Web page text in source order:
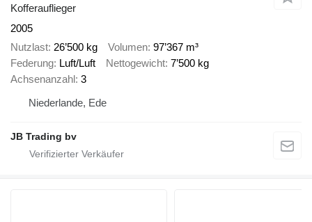
Kofferauflieger
2005
Nutzlast 26’500 kg Volumen 97’367 m³
Federung Luft/Luft Nettogewicht 7’500 kg
Achsenanzahl 3
Niederlande, Ede
JB Trading bv